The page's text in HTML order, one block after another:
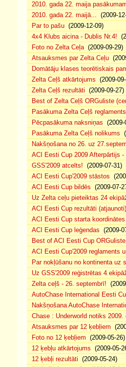
2010. gada 22. maija
2010. gada 22. maijā... (2009-
Par to pašu (2009-12-09)
4x4 Klubs aicina - Dublis Nr.4!
Foto no Zelta Ceļa(2009-09-29)
Atsauksmes par Zelta Ceļu
Domātāju klases teorētiskais
Zelta Ceļš atkārtojums (2009-
Zelta Ceļš rezultāti (2009-09-27)
Best of Zelta Ceļš ORGuliste
Pasākuma Zelta Ceļš reglaments
Pēcpasākuma naksniņas (2009-
Pasākuma Zelta Ceļš nolikums
Nakšņošana no 26. uz
ACI Eesti Cup 2009 Afterpārtijs -
GSS'2009 atcelts! (2009-07-31)
ACI Eesti Cup'2009 stāstos
ACI Eesti Cup bildēs (2009-07-
Uz Zelta ceļu pieteiktas 24
ACI Eesti Cup rezultāti (atjaunoti)
ACI Eesti Cup starta koordinātes
ACI Eesti Cup leģendas (2009-
Best of ACI Eesti Cup
ACI Eesti Cup'2009 reglaments
Par nokļūšanu no kontinenta uz
Uz GSS'2009 reģistrētas 4
Zelta ceļš - 26. septembrī!
AutoChase International Eesti
Nakšņošana AutoChase
Chase : Underworld notiks 2009.
Atsauksmes par 12 ķebļiem
Foto no 12 ķebļiem (2009-05-26)
12 ķebļu atkārtojums (2009-05-
12 ķebļi rezultāti (2009-05-24)